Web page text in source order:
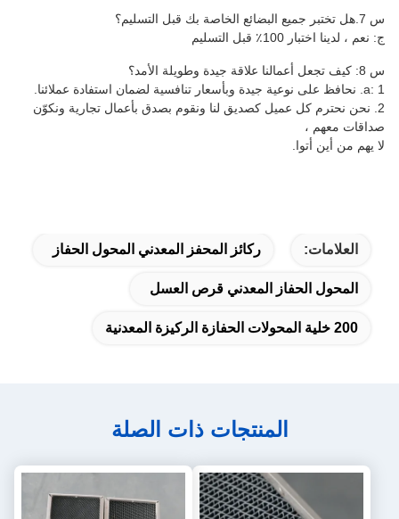
س 7.هل تختبر جميع البضائع الخاصة بك قبل التسليم؟
ج: نعم ، لدينا اختبار 100٪ قبل التسليم
س 8: كيف تجعل أعمالنا علاقة جيدة وطويلة الأمد؟
a: 1. نحافظ على نوعية جيدة وبأسعار تنافسية لضمان استفادة عملائنا.
2. نحن نحترم كل عميل كصديق لنا ونقوم بصدق بأعمال تجارية ونكوّن
صداقات معهم ،
لا يهم من أين أتوا.
العلامات: ركائز المحفز المعدني المحول الحفاز
المحول الحفاز المعدني قرص العسل
200 خلية المحولات الحفازة الركيزة المعدنية
المنتجات ذات الصلة